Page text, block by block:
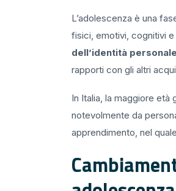
L’adolescenza è una
fisici, emotivi, cognitivi
dell’identità
rapporti con gli altri
In Italia, la maggiore età
notevolmente da
apprendimento, nel